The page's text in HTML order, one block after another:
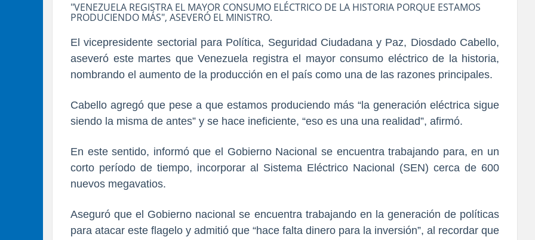
"VENEZUELA REGISTRA EL MAYOR CONSUMO ELÉCTRICO DE LA HISTORIA PORQUE ESTAMOS
PRODUCIENDO MÁS", ASEVERÓ EL MINISTRO.
El vicepresidente sectorial para Política, Seguridad Ciudadana y Paz, Diosdado Cabello,
aseveró este martes que Venezuela registra el mayor consumo eléctrico de la historia,
nombrando el aumento de la producción en el país como una de las razones principales.
Cabello agregó que pese a que estamos produciendo más “la generación eléctrica sigue
siendo la misma de antes” y se hace ineficiente, “eso es una una realidad”, afirmó.
En este sentido, informó que el Gobierno Nacional se encuentra trabajando para, en un
corto período de tiempo, incorporar al Sistema Eléctrico Nacional (SEN) cerca de 600
nuevos megavatios.
Aseguró que el Gobierno nacional se encuentra trabajando en la generación de políticas
para atacar este flagelo y admitió que “hace falta dinero para la inversión”, al recordar que